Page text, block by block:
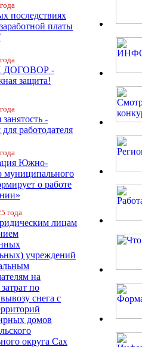
последствиях
платы
ДОГОВОР -
защита!
-
работодателя
Южно-
муниципального
о работе
года
лицам
учреждений
на
по
снега с
домов
округа Сах